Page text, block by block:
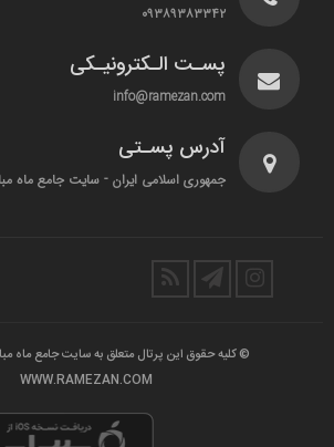
۰۹۳۸۹۳۸۳۳۴۲
پسـت الـکترونیـکی
info@ramezan.com
آدرس پسـتی
جمهوری اسلامی ایران - سایت جامع ماه
© کلیه حقوق این پرتال متعلق به سایت جامع ماه
WWW.RAMEZAN.COM